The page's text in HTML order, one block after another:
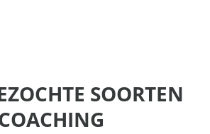
SOORTEN